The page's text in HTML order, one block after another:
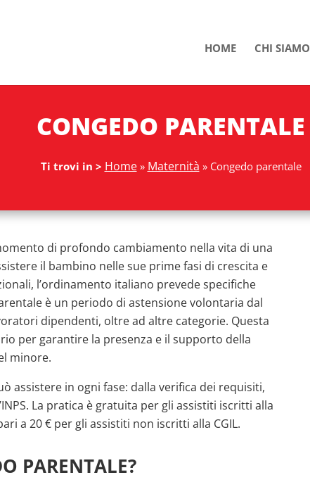
HOME CHI SIAMO
CONGEDO PARENTALE
Ti trovi in > Home» Maternità » Congedo parentale
di profondo cambiamento nella vita di una
il bambino nelle sue prime fasi di crescita e
l’ordinamento italiano prevede specifiche
è un periodo di astensione volontaria dal
dipendenti, oltre ad altre categorie. Questa
per garantire la presenza e il supporto della
minore.
assistere in ogni fase: dalla verifica dei requisiti,
La pratica è gratuita per gli assistiti iscritti alla
a 20 € per gli assistiti non iscritti alla CGIL.
PARENTALE?